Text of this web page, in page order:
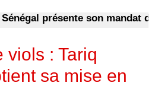
présente son mandat de
viols : Tariq
sa mise en